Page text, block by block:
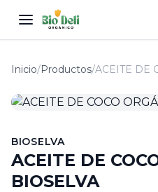
Inicio/Productos/
BIOSELVA
ACEITE DE
BIOSELVA